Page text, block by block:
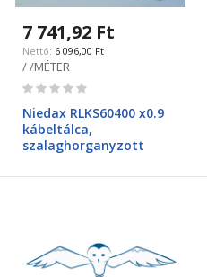
7 741,92 Ft
6 096,00 Ft
/ /MÉTER
Rating:
Niedax RLKS60400 x0.9
kábeltálca,
szalaghorganyzott